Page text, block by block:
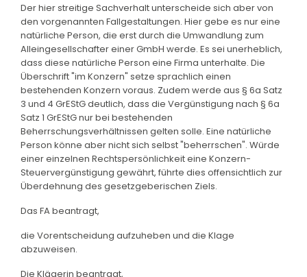
Der hier streitige Sachverhalt unterscheide sich aber von
den vorgenannten Fallgestaltungen. Hier gebe es nur eine
natürliche Person, die erst durch die Umwandlung zum
Alleingesellschafter einer GmbH werde. Es sei unerheblich,
dass diese natürliche Person eine Firma unterhalte. Die
Überschrift "im Konzern" setze sprachlich einen
bestehenden Konzern voraus. Zudem werde aus § 6a Satz
3 und 4 GrEStG deutlich, dass die Vergünstigung nach § 6a
Satz 1 GrEStG nur bei bestehenden
Beherrschungsverhältnissen gelten solle. Eine natürliche
Person könne aber nicht sich selbst "beherrschen". Würde
einer einzelnen Rechtspersönlichkeit eine Konzern-
Steuervergünstigung gewährt, führte dies offensichtlich zur
Überdehnung des gesetzgeberischen Ziels.
Das FA beantragt,
die Vorentscheidung aufzuheben und die Klage
abzuweisen.
Die Klägerin beantragt,